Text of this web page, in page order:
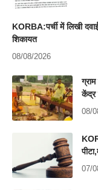
KORBA:पर्ची में लिखी
शिकायत
08/08/2026
केंद्र
08/
07/